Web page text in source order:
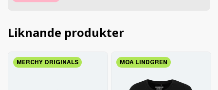
Liknande produkter
MERCHY ORIGINALS MOA LINDGREN